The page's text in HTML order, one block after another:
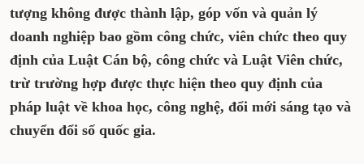
tượng không được thành lập, góp vốn và quản lý
doanh nghiệp bao gồm công chức, viên chức theo quy
định của Luật Cán bộ, công chức và Luật Viên chức,
trừ trường hợp được thực hiện theo quy định của
pháp luật về khoa học, công nghệ, đổi mới sáng tạo và
chuyển đổi số quốc gia.